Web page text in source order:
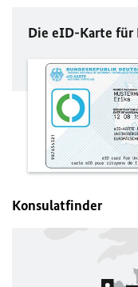
Die eID-Karte für
Konsulatfinder